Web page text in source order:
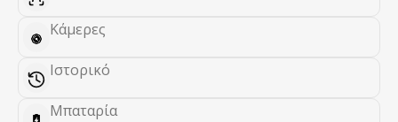
Κάμερες
Ιστορικό
Μπαταρία